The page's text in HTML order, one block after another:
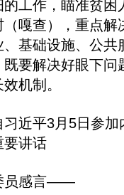
工作，瞄准贫困
（嘎查），重点解
、基础设施、公共
要解决好眼下问
机制。
平3月5日参加
要讲话
感言——